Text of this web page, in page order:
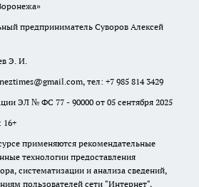
предприниматель Суворов Алексей
Э. И.
тел: +7 985 814 3429
ЭЛ № ФС 77 - 90000 от 05 сентября 2025
16+
применяются рекомендательные
технологии предоставления
систематизации и анализа сведений,
пользователей сети "Интернет",